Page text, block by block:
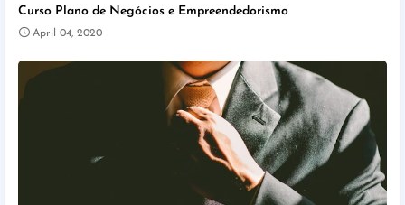
Curso Plano de Negócios e Empreendedorismo
April 04, 2020